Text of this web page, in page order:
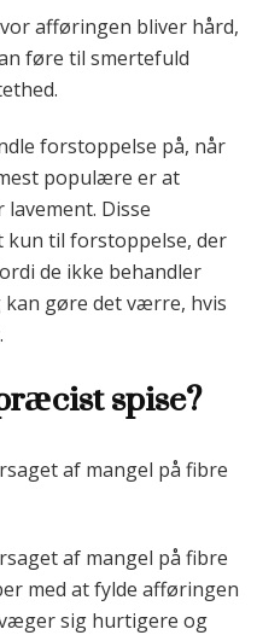
afføringen bliver hård,
føre til smertefuld
forstoppelse på, når
populære er at
Disse
til forstoppelse, der
de ikke behandler
gøre det værre, hvis
spise?
af mangel på fibre
af mangel på fibre
med at fylde afføringen
sig hurtigere og